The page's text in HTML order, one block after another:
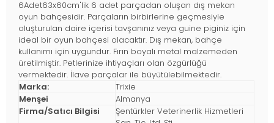
6Adet63x60cm'lik 6 adet parçadan oluşan dış mekan
oyun bahçesidir. Parçaların birbirlerine geçmesiyle
oluşturulan daire içerisi tavşanınız veya guine piginiz için
ideal bir oyun bahçesi olacaktır. Dış mekan, bahçe
kullanımı için uygundur. Fırın boyalı metal malzemeden
üretilmiştir. Petlerinize ihtiyaçları olan özgürlüğü
vermektedir. İlave parçalar ile büyütülebilmektedir.
Marka:
Trixie
Menşei
Almanya
Firma/Satıcı Bilgisi
Şentürkler Veterinerlik Hizmetleri